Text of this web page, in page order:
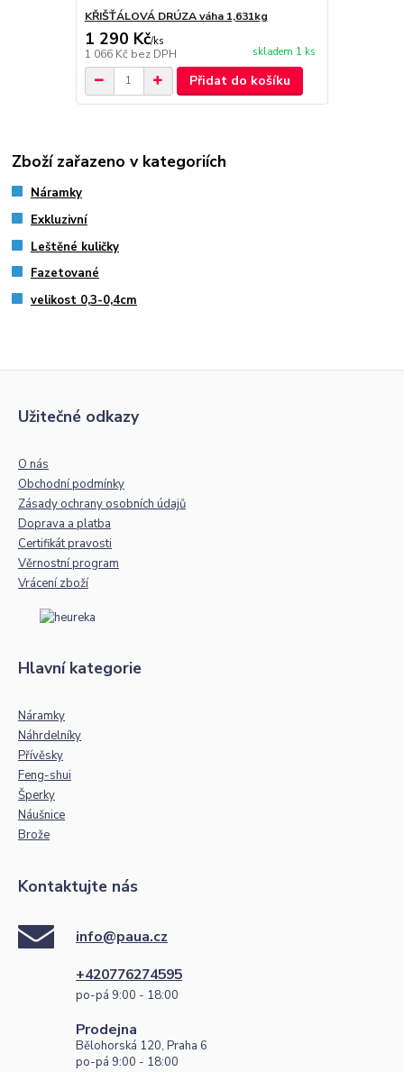
KŘIŠŤÁLOVÁ DRÚZA váha 1,631kg
1 290 Kč/ks
1 066 Kč bez DPH skladem 1 ks
Přidat do košíku
Zboží zařazeno v kategoriích
Náramky
Exkluzivní
Leštěné kuličky
Fazetované
velikost 0,3-0,4cm
Užitečné odkazy
O nás
Obchodní podmínky
Zásady ochrany osobních údajů
Doprava a platba
Certifikát pravosti
Věrnostní program
Vrácení zboží
Hlavní kategorie
Náramky
Náhrdelníky
Přívěsky
Feng-shui
Šperky
Náušnice
Brože
Kontaktujte nás
info@paua.cz
+420776274595
po-pá 9:00 - 18:00
Prodejna
Bělohorská 120, Praha 6
po-pá 9:00 - 18:00